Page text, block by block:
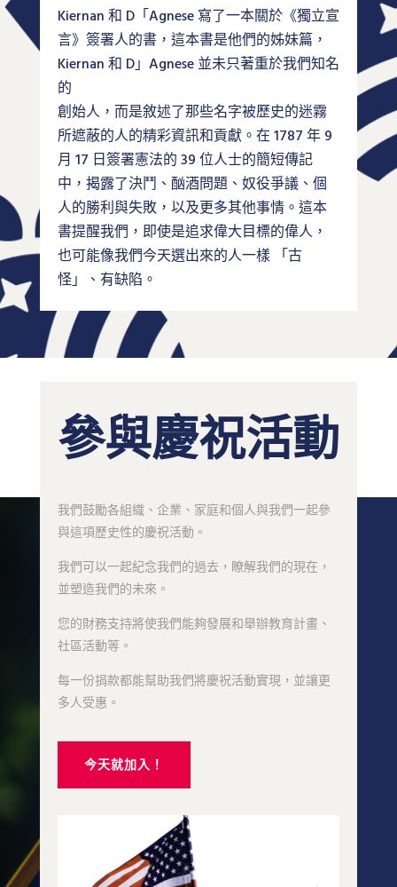
Kiernan 和 D「Agnese 寫了一本關於《獨立宣
言》簽署人的書，這本書是他們的姊妹篇，
Kiernan 和 D」Agnese 並未只著重於我們知名
的
創始人，而是敘述了那些名字被歷史的迷霧
所遮蔽的人的精彩資訊和貢獻。在 1787 年 9
月 17 日簽署憲法的 39 位人士的簡短傳記
中，揭露了決鬥、酗酒問題、奴役爭議、個
人的勝利與失敗，以及更多其他事情。這本
書提醒我們，即使是追求偉大目標的偉人，
也可能像我們今天選出來的人一樣 「古
怪」、有缺陷。
參與慶祝活動
我們鼓勵各組織、企業、家庭和個人與我們一起參
與這項歷史性的慶祝活動。
我們可以一起紀念我們的過去，瞭解我們的現在，
並塑造我們的未來。
您的財務支持將使我們能夠發展和舉辦教育計畫、
社區活動等。
每一份捐款都能幫助我們將慶祝活動實現，並讓更
多人受惠。
今天就加入！